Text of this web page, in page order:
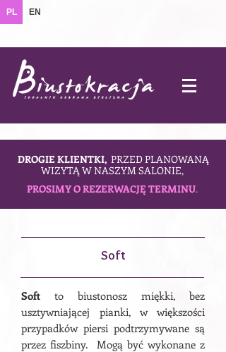
PL EN
DROGIE KLIENTKI, PRZED PLANOWANĄ
WIZYTĄ W NASZYM SALONIE,
PROSIMY O REZERWACJĘ TERMINU.
Soft
Soft to biustonosz miękki, bez
usztywniającej pianki, w większości
przypadków piersi podtrzymywane są
przez fiszbiny. Mogą być wykonane z